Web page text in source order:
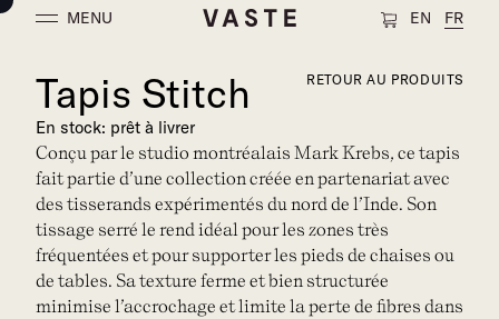
MENU EN FR
Tapis Stitch
En stock: prêt à livrer
RETOUR AU PRODUITS
Conçu par le studio montréalais Mark Krebs, ce tapis
fait partie d’une collection créée en partenariat avec
des tisserands expérimentés du nord de l’Inde. Son
tissage serré le rend idéal pour les zones très
fréquentées et pour supporter les pieds de chaises ou
de tables. Sa texture ferme et bien structurée
minimise l’accrochage et limite la perte de fibres dans